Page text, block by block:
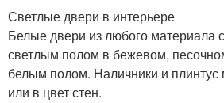
Светлые двери в интерьере
Белые двери из любого материала
светлым полом в бежевом,
белым полом. Наличники и
или в цвет стен.